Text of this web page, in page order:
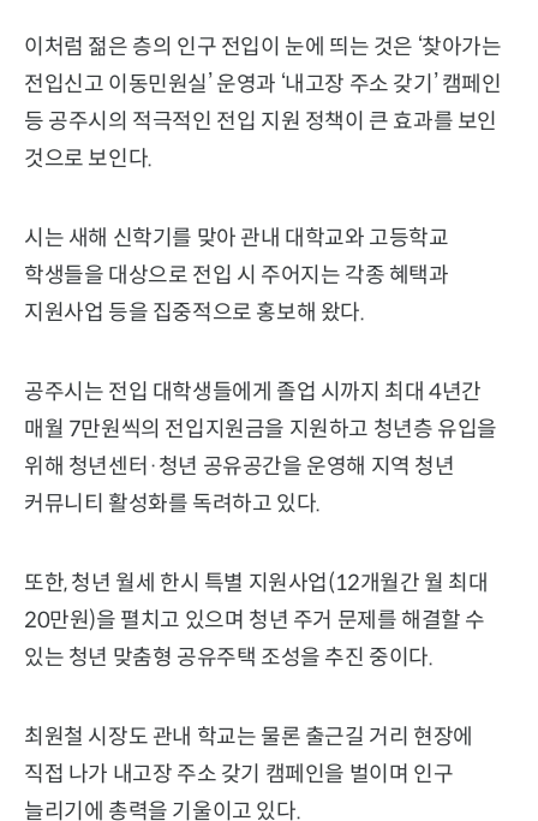
이처럼 젊은 층의 인구 전입이 눈에 띄는 것은 ‘찾아가는
전입신고 이동민원실’ 운영과 ‘내고장 주소 갖기’ 캠페인
등 공주시의 적극적인 전입 지원 정책이 큰 효과를 보인
것으로 보인다.
시는 새해 신학기를 맞아 관내 대학교와 고등학교
학생들을 대상으로 전입 시 주어지는 각종 혜택과
지원사업 등을 집중적으로 홍보해 왔다.
공주시는 전입 대학생들에게 졸업 시까지 최대 4년간
매월 7만원씩의 전입지원금을 지원하고 청년층 유입을
위해 청년센터·청년 공유공간을 운영해 지역 청년
커뮤니티 활성화를 독려하고 있다.
또한, 청년 월세 한시 특별 지원사업(12개월간 월 최대
20만원)을 펼치고 있으며 청년 주거 문제를 해결할 수
있는 청년 맞춤형 공유주택 조성을 추진 중이다.
최원철 시장도 관내 학교는 물론 출근길 거리 현장에
직접 나가 내고장 주소 갖기 캠페인을 벌이며 인구
늘리기에 총력을 기울이고 있다.